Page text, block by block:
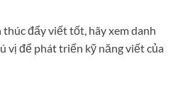
đẩy viết tốt, hãy xem danh
vị để phát triển kỹ năng viết của